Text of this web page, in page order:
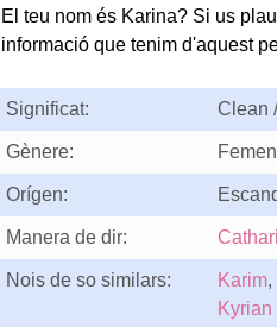
El teu nom és Karina? Si us
informació que tenim d'aquest
Significat: Clean
Gènere:
Orígen:
Manera de dir:
Nois de so similars: Karim,
Kyrian